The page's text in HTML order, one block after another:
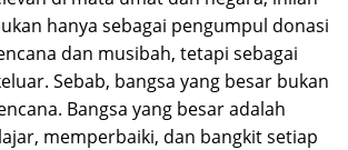
hanya sebagai pengumpul donasi
dan musibah, tetapi sebagai
Sebab, bangsa yang besar bukan
Bangsa yang besar adalah
memperbaiki, dan bangkit setiap